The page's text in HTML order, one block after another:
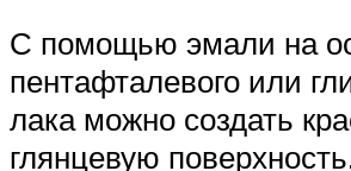
С помощью эмали на
пентафталевого или
лака можно создать
глянцевую